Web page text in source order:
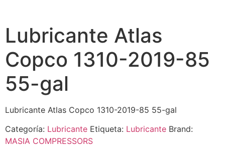
Lubricante Atlas
Copco 1310-2019-85
55-gal
Lubricante Atlas Copco 1310-2019-85 55-gal
Categoría: Lubricante Etiqueta: Lubricante Brand:
MASIA COMPRESSORS